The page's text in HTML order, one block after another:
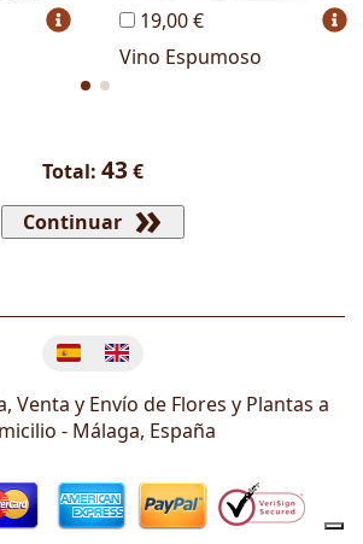
19,00 €
Vino Espumoso
Total: 43€
Continuar
Venta y Envío de Flores y Plantas a
- Málaga, España